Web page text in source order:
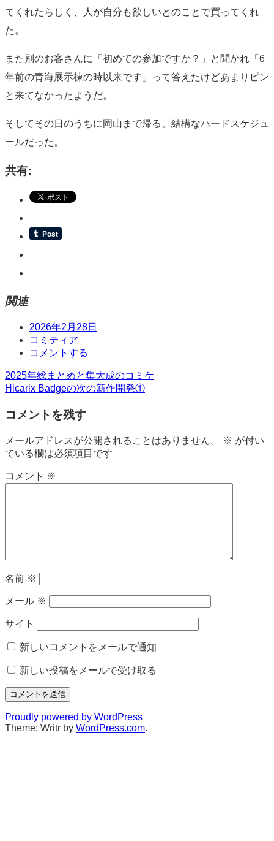
てくれたらしく、人が自分も欲しいとのことで買ってくれ
た。
また別のお客さんに「初めての参加ですか？」と聞かれ「6
年前の青海展示棟の時以来です」って答えたけどあまりピン
と来てなかったようだ。
そしてその日のうちに岡山まで帰る。結構なハードスケジュ
ールだった。
共有:
関連
日
時
2026年2月28日
タ
グ
コミティア
コ
ン
ト
コメントする
投
稿
ナ
ビ
ゲ
ー
2025年総まとめと集大成のコミケ
Hicarix Badgeの次の新作開発①
コメントを残す
メールアドレスが公開されることはありません。 ※ が付い
ている欄は必須項目です
コメント ※
名前 ※
メール ※
サイト
新しいコメントをメールで通知
新しい投稿をメールで受け取る
Proudly powered by WordPress
Theme: Writr by WordPress.com.